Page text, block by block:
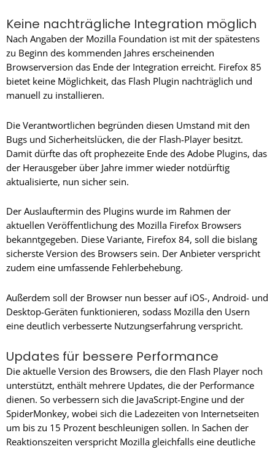
Keine nachträgliche Integration möglich
Nach Angaben der Mozilla Foundation ist mit der spätestens
zu Beginn des kommenden Jahres erscheinenden
Browserversion das Ende der Integration erreicht. Firefox 85
bietet keine Möglichkeit, das Flash Plugin nachträglich und
manuell zu installieren.
Die Verantwortlichen begründen diesen Umstand mit den
Bugs und Sicherheitslücken, die der Flash-Player besitzt.
Damit dürfte das oft prophezeite Ende des Adobe Plugins, das
der Herausgeber über Jahre immer wieder notdürftig
aktualisierte, nun sicher sein.
Der Auslauftermin des Plugins wurde im Rahmen der
aktuellen Veröffentlichung des Mozilla Firefox Browsers
bekanntgegeben. Diese Variante, Firefox 84, soll die bislang
sicherste Version des Browsers sein. Der Anbieter verspricht
zudem eine umfassende Fehlerbehebung.
Außerdem soll der Browser nun besser auf iOS-, Android- und
Desktop-Geräten funktionieren, sodass Mozilla den Usern
eine deutlich verbesserte Nutzungserfahrung verspricht.
Updates für bessere Performance
Die aktuelle Version des Browsers, die den Flash Player noch
unterstützt, enthält mehrere Updates, die der Performance
dienen. So verbessern sich die JavaScript-Engine und der
SpiderMonkey, wobei sich die Ladezeiten von Internetseiten
um bis zu 15 Prozent beschleunigen sollen. In Sachen der
Reaktionszeiten verspricht Mozilla gleichfalls eine deutliche